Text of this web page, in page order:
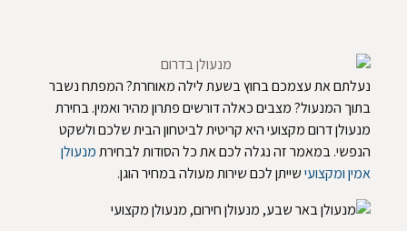
נעלתם את עצמכם בחוץ בשעת לילה מאוחרת? המפתח נשבר
בתוך המנעול? מצבים כאלה דורשים פתרון מהיר ואמין. בחירת
מנעולן דרום מקצועי היא קריטית לביטחון הבית שלכם ולשקט
הנפשי. במאמר זה נגלה לכם את כל הסודות לבחירתמנעולן
אמין ומקצועישייתן לכם שירות מעולה במחיר הוגן.